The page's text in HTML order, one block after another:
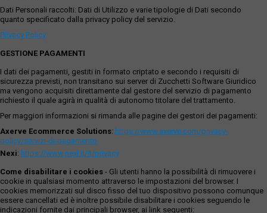
Dati Personali raccolti: Dati di Utilizzo e varie tipologie di Dati secondo
quanto specificato dalla privacy policy del servizio.
Privacy Policy
GESTIONE PAGAMENTI
I dati dei pagamenti, gestiti in formato criptato e secondo i requisiti di
sicurezza previsti, non transitano sui server di Zucchetti Software Giuridico
ma vengono acquisiti direttamente dal gestore del servizio di pagamento
richiesto il quale agirà in qualità di autonomo titolare del trattamento.
Per maggiori informazioni si rimanda alle pagine dei gestori dei pagamenti:
Axerve Ecommerce Solutions: https://www.axerve.com/privacy-
policy/servizi-di-pagamento
Nexi: https://www.nexi.it/it/privacy
Come disabilitare i cookies - Gli utenti hanno la possibilità di rimuovere i
cookie in qualsiasi momento attraverso le impostazioni del browser. I
cookies memorizzati sul disco fisso del tuo dispositivo possono comunque
essere cancellati ed è inoltre possibile disabilitare i cookies seguendo le
indicazioni fornite dai principali browser, ai link seguenti: